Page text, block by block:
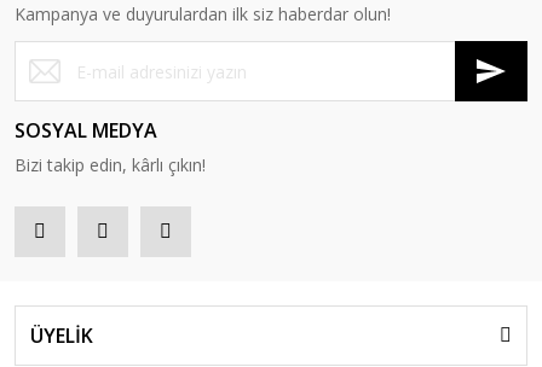
Kampanya ve duyurulardan ilk siz haberdar olun!
SOSYAL MEDYA
Bizi takip edin, kârlı çıkın!
ÜYELİK